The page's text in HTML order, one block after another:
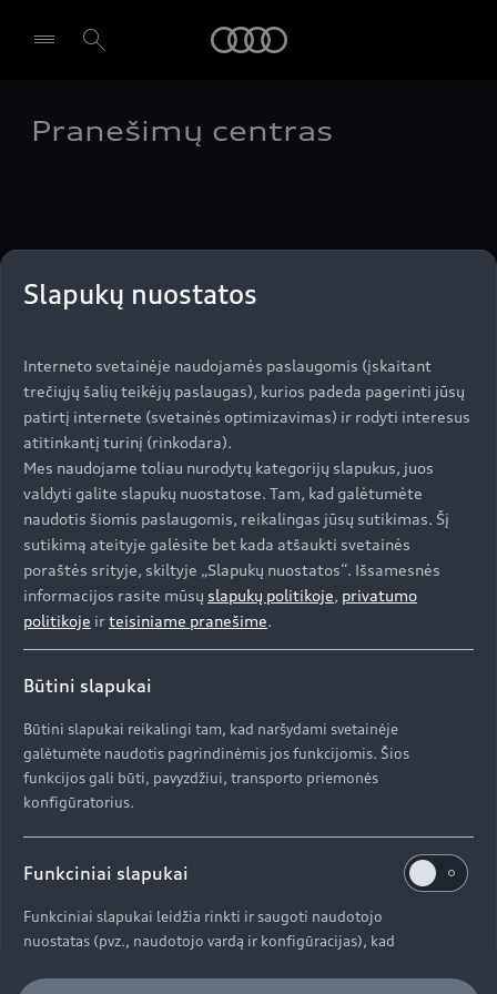
Pasirinkti atstovybę
Pranešimų centras
Modeliai
Visi modeliai
e-tron
e-tron GT
Įsigyti Audi
Specialūs pasiūlymai
Automobiliai sandėlyje
Naudoti Audi
Audi Lizingas
Audi servisas
Servisas ir aptarnavimas
Serviso akcijos
Originalias atsargines dalis
Originalūs aksesuarai
Garantijos
Aktualumas
Atšaukimas dėl oro pagalvių saugumo
Perdirbimas
AUDI AG
Apie kompaniją (ENG)
Apie kompaniją (ENG)
Kontaktai
Prekybos atstovai ir serviso partneriai
Informacija apie importuotoją
© 2026 AUDI AG. Visos teisės saugomos
Autorių teisės
Privatumo politika / Duomenų apsauga
Slapukų politika
OBFCM info DGA
Slapukų nuostatos
Interneto svetainėje naudojamės paslaugomis (įskaitant
trečiųjų šalių teikėjų paslaugas), kurios padeda pagerinti jūsų
patirtį internete (svetainės optimizavimas) ir rodyti interesus
atitinkantį turinį (rinkodara).
Mes naudojame toliau nurodytų kategorijų slapukus, juos
valdyti galite slapukų nuostatose. Tam, kad galėtumėte
naudotis šiomis paslaugomis, reikalingas jūsų sutikimas. Šį
sutikimą ateityje galėsite bet kada atšaukti svetainės
poraštės srityje, skiltyje „Slapukų nuostatos“. Išsamesnės
informacijos rasite mūsų slapukų politikoje, privatumo
politikoje irteisiniame pranešime.
Būtini slapukai
Būtini slapukai reikalingi tam, kad naršydami svetainėje
galėtumėte naudotis pagrindinėmis jos funkcijomis. Šios
funkcijos gali būti, pavyzdžiui, transporto priemonės
konfigūratorius.
Funkciniai slapukai
Funkciniai slapukai leidžia rinkti ir saugoti naudotojo
nuostatas (pvz., naudotojo vardą ir konfigūracijas), kad